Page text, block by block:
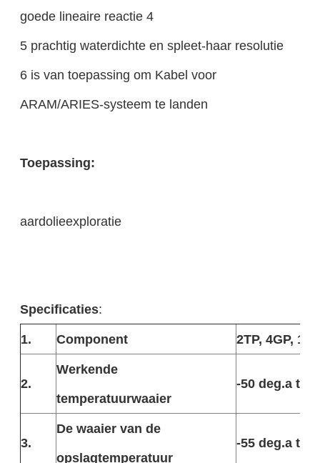
goede lineaire reactie 4
5 prachtig waterdichte en spleet-haar resolutie
6 is van toepassing om Kabel voor
ARAM/ARIES-systeem te landen
Toepassing:
aardolieexploratie
Specificaties:
1.
Component 2TP, 4GP,
2.
Werkende
temperatuurwaaier
-50 deg.a
3.
De waaier van de
opslagtemperatuur
-55 deg.a